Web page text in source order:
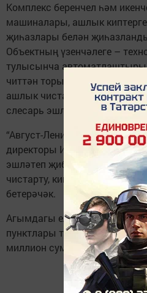
Комплекс беренчел һәм
машиналары, ашлык
җиһазлары белән
Объектның үзенчәлеге –
тулысынча
читтән торып та контрольдә
ашлык чистарту
слесарь эшли ала.
“Август-Лениногорск”
директоры Ирек Ягафаров
эшләтеп җибәреп,
чистарту, киптерү һәм
бетерәчәк.
Агымдагы елда “Август-
пунктлары төзелешенә һәм
миллион сумга якын акча